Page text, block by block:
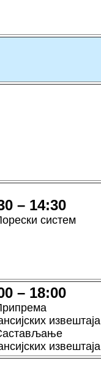
– 14:30
систем
– 18:00
извештаја
извештаја